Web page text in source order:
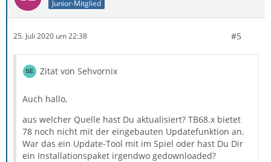
Junior-Mitglied
25. Juli 2020 um 22:38 #5
Zitat von Sehvornix
Auch hallo,
aus welcher Quelle hast Du aktualisiert? TB68.x bietet
78 noch nicht mit der eingebauten Updatefunktion an.
War das ein Update-Tool mit im Spiel oder hast Du Dir
ein Installationspaket irgendwo gedownloaded?